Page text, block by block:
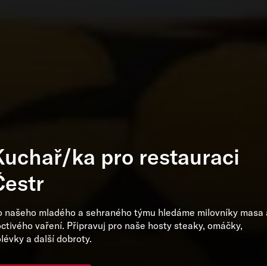
ka pro restauraci
našeho mladého a sehraného týmu hledáme milovníky masa
vaření. Připravuj pro naše hosty steaky, omáčky,
a další dobroty.